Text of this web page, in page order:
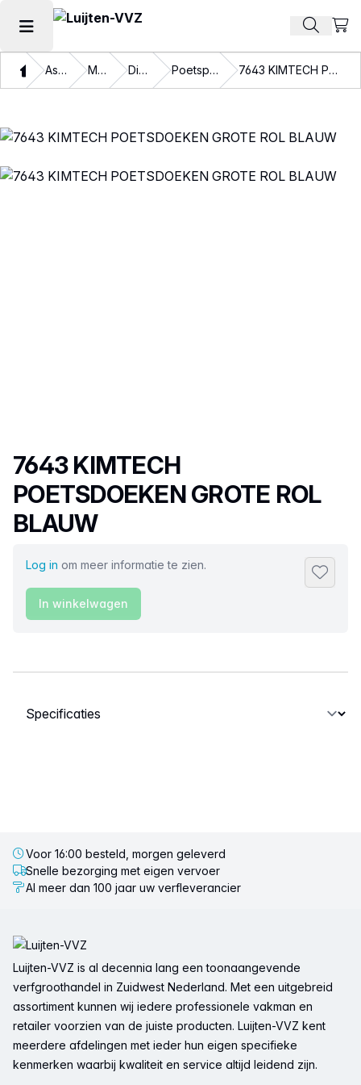
Hoofdmenu openen Zoek
ThuisAssortiment Materialen Disposables Poetspapier en doeken 7643 KIMTECH POETSDOEKEN GROTE ROL BLAUW
Productnaam
7643 KIMTECH
POETSDOEKEN GROTE ROL
BLAUW
Log in om meer informatie te zien.
In winkelwagen
Selecteer een tabblad
Voor 16:00 besteld, morgen geleverd
Snelle bezorging met eigen vervoer
Al meer dan 100 jaar uw verfleverancier
Luijten-VVZ is al decennia lang een toonaangevende
verfgroothandel in Zuidwest Nederland. Met een uitgebreid
assortiment kunnen wij iedere professionele vakman en
retailer voorzien van de juiste producten. Luijten-VVZ kent
meerdere afdelingen met ieder hun eigen specifieke
kenmerken waarbij kwaliteit en service altijd leidend zijn.